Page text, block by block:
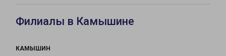
Филиалы в Камышине
КАМЫШИН